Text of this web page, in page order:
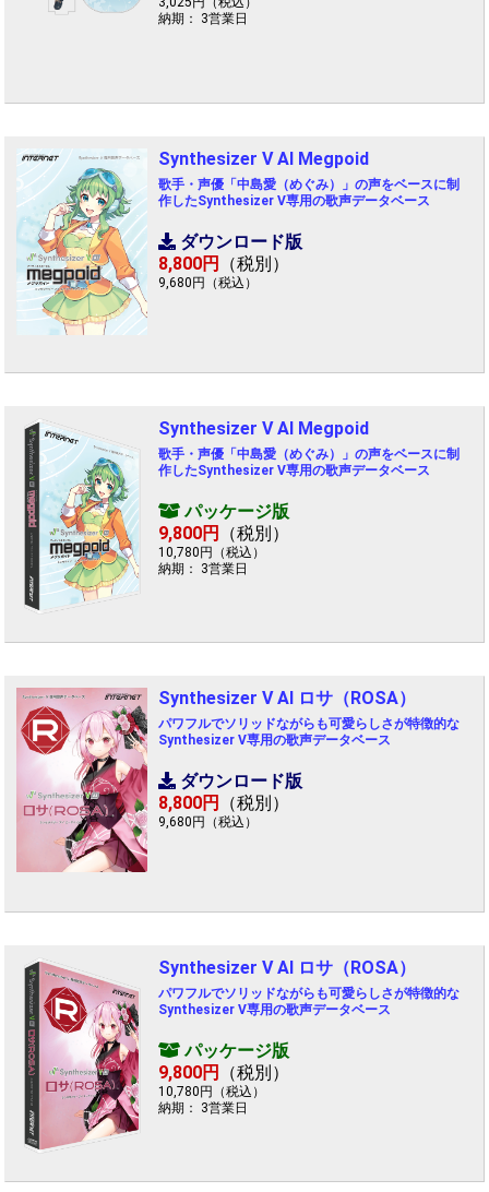
納期： 3営業日
Synthesizer V AI Megpoid
歌手・声優「中島愛（めぐみ）」の声をベースに制
作したSynthesizer V専用の歌声データベース
ダウンロード版
8,800円
（税別）
9,680円（税込）
Synthesizer V AI Megpoid
歌手・声優「中島愛（めぐみ）」の声をベースに制
作したSynthesizer V専用の歌声データベース
パッケージ版
9,800円
（税別）
10,780円（税込）
納期： 3営業日
Synthesizer V AI ロサ（ROSA）
パワフルでソリッドながらも可愛らしさが特徴的な
Synthesizer V専用の歌声データベース
ダウンロード版
8,800円
（税別）
9,680円（税込）
Synthesizer V AI ロサ（ROSA）
パワフルでソリッドながらも可愛らしさが特徴的な
Synthesizer V専用の歌声データベース
パッケージ版
9,800円
（税別）
10,780円（税込）
納期： 3営業日